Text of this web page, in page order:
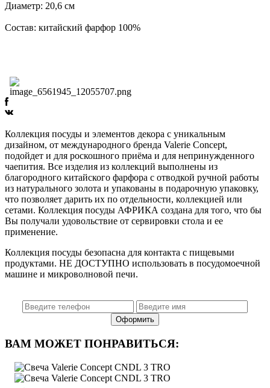
Диаметр: 20,6 см
Состав: китайский фарфор 100%
Коллекция посуды и элементов декора с уникальным
дизайном, от международного бренда Valerie Concept,
подойдет и для роскошного приёма и для непринужденного
чаепития. Все изделия из коллекций выполнены из
благородного китайского фарфора с отводкой ручной работы
из натурального золота и упакованы в подарочную упаковку,
что позволяет дарить их по отдельности, коллекцией или
сетами. Коллекция посуды АФРИКА создана для того, что бы
Вы получали удовольствие от сервировки стола и ее
применение.
Коллекция посуды безопасна для контакта с пищевыми
продуктами. НЕ ДОСТУПНО использовать в посудомоечной
машине и микроволновой печи.
ВАМ МОЖЕТ ПОНРАВИТЬСЯ: